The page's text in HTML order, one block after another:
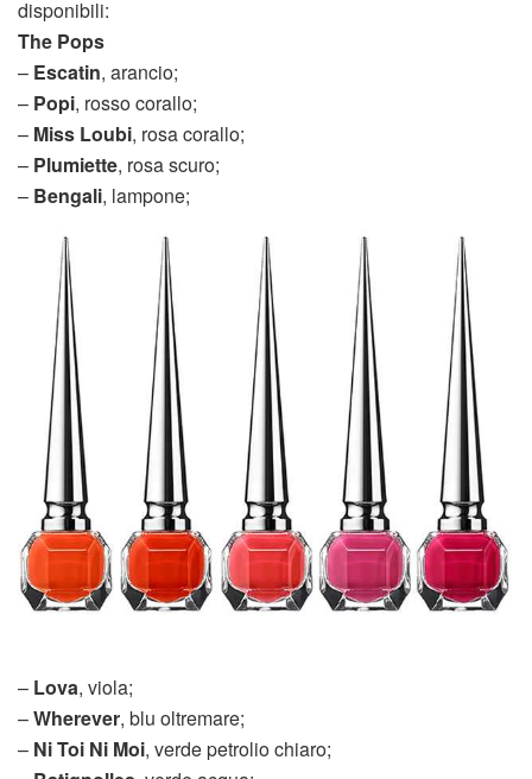
disponibili:
The Pops
– Escatin, arancio;
– Popi, rosso corallo;
– Miss Loubi, rosa corallo;
– Plumiette, rosa scuro;
– Bengali, lampone;
– Lova, viola;
–Wherever, blu oltremare;
– Ni Toi Ni Moi, verde petrolio chiaro;